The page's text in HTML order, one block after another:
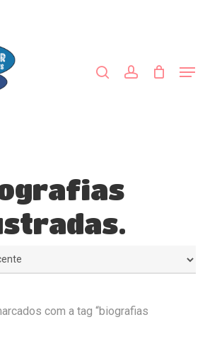
com a tag “biografias